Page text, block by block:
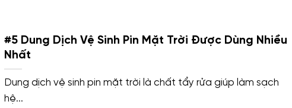
#5 Dung Dịch Vệ Sinh Pin Mặt Trời Được Dùng Nhiều
Nhất
Dung dịch vệ sinh pin mặt trời là chất tẩy rửa giúp làm sạch
hệ...